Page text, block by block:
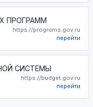
ПРОГРАММ
https://programs.gov.ru
перейти
СИСТЕМЫ
https://budget.gov.ru
перейти